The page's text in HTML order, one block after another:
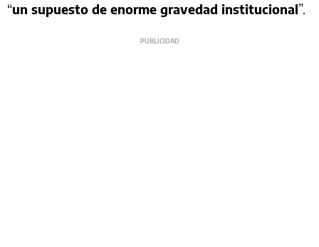
“un supuesto de enorme gravedad institucional”.